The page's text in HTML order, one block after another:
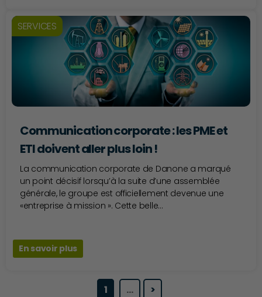
SERVICES
Communication corporate : les PME et
ETI doivent aller plus loin !
La communication corporate de Danone a marqué
un point décisif lorsqu’à la suite d’une assemblée
générale, le groupe est officiellement devenue une
«entreprise à mission ». Cette belle...
En savoir plus
1 … >